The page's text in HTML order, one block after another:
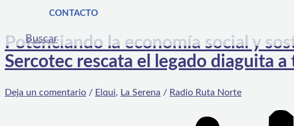
CONTACTO
Buscar
Potenciando la economía social y
Sercotec rescata el legado diaguita
Deja un comentario / Elqui, La Serena / Radio Ruta Norte